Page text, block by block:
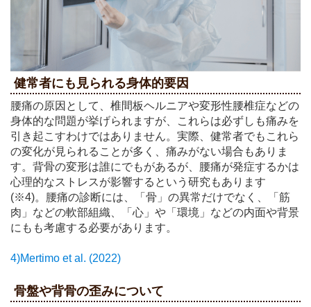
健常者にも見られる身体的要因
腰痛の原因として、椎間板ヘルニアや変形性腰椎症などの
身体的な問題が挙げられますが、これらは必ずしも痛みを
引き起こすわけではありません。実際、健常者でもこれら
の変化が見られることが多く、痛みがない場合もありま
す。背骨の変形は誰にでもがあるが、腰痛が発症するかは
心理的なストレスが影響するという研究もあります
(※4)。腰痛の診断には、「骨」の異常だけでなく、「筋
肉」などの軟部組織、「心」や「環境」などの内面や背景
にもも考慮する必要があります。
4)Mertimo et al. (2022)
骨盤や背骨の歪みについて